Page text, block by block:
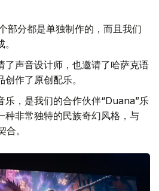
部分都是单独制作的，而且我们
了声音设计师，也邀请了哈萨克语
作了原创配乐。
乐，是我们的合作伙伴“Duana”乐
种非常独特的民族奇幻风格，与
。